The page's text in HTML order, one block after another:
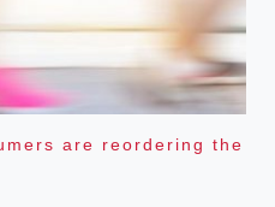
are reordering the